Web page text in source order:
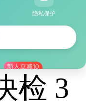
隐私保护
检 3